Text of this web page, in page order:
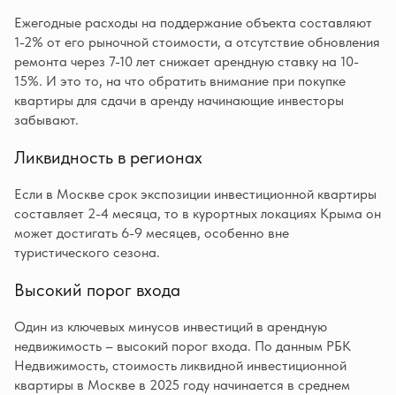
Ежегодные расходы на поддержание объекта составляют
1-2% от его рыночной стоимости, а отсутствие обновления
ремонта через 7-10 лет снижает арендную ставку на 10-
15%. И это то, на что обратить внимание при покупке
квартиры для сдачи в аренду начинающие инвесторы
забывают.
Ликвидность в регионах
Если в Москве срок экспозиции инвестиционной квартиры
составляет 2-4 месяца, то в курортных локациях Крыма он
может достигать 6-9 месяцев, особенно вне
туристического сезона.
Высокий порог входа
Один из ключевых минусов инвестиций в арендную
недвижимость – высокий порог входа. По данным РБК
Недвижимость, стоимость ликвидной инвестиционной
квартиры в Москве в 2025 году начинается в среднем